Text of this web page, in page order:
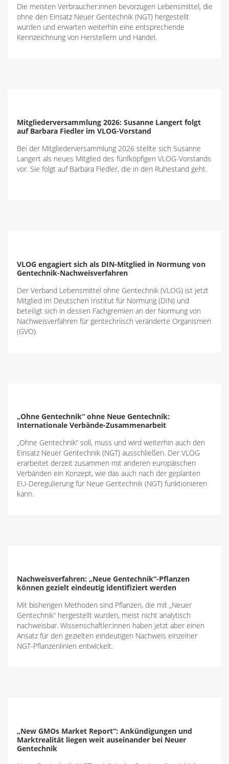
Die meisten Verbraucher:innen bevorzugen Lebensmittel, die
ohne den Einsatz Neuer Gentechnik (NGT) hergestellt
wurden und erwarten weiterhin eine entsprechende
Kennzeichnung von Herstellern und Handel.
Mitgliederversammlung 2026: Susanne Langert folgt
auf Barbara Fiedler im VLOG-Vorstand
Bei der Mitgliederversammlung 2026 stellte sich Susanne
Langert als neues Mitglied des fünfköpfigen VLOG-Vorstands
vor. Sie folgt auf Barbara Fiedler, die in den Ruhestand geht.
VLOG engagiert sich als DIN-Mitglied in Normung von
Gentechnik-Nachweisverfahren
Der Verband Lebensmittel ohne Gentechnik (VLOG) ist jetzt
Mitglied im Deutschen Institut für Normung (DIN) und
beteiligt sich in dessen Fachgremien an der Normung von
Nachweisverfahren für gentechnisch veränderte Organismen
(GVO).
„Ohne Gentechnik“ ohne Neue Gentechnik:
Internationale Verbände-Zusammenarbeit
„Ohne Gentechnik“ soll, muss und wird weiterhin auch den
Einsatz Neuer Gentechnik (NGT) ausschließen. Der VLOG
erarbeitet derzeit zusammen mit anderen europäischen
Verbänden ein Konzept, wie das auch nach der geplanten
EU-Deregulierung für Neue Gentechnik (NGT) funktionieren
kann.
Nachweisverfahren: „Neue Gentechnik“-Pflanzen
können gezielt eindeutig identifiziert werden
Mit bisherigen Methoden sind Pflanzen, die mit „Neuer
Gentechnik“ hergestellt wurden, meist nicht analytisch
nachweisbar. Wissenschaftler:innen haben jetzt aber einen
Ansatz für den gezielten eindeutigen Nachweis einzelner
NGT-Pflanzenlinien entwickelt.
„New GMOs Market Report“: Ankündigungen und
Marktrealität liegen weit auseinander bei Neuer
Gentechnik